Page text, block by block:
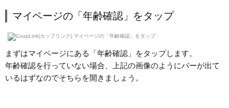
マイページの「年齢確認」をタップ
まずはマイページにある「年齢確認」をタップします。
年齢確認を行っていない場合、上記の画像のようにバーが出て
いるはずなのでそちらを開きましょう。